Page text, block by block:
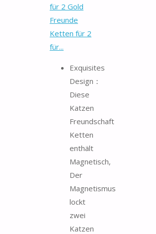
für 2 Gold
Freunde
Ketten für 2
für...
Exquisites
Design：
Diese
Katzen
Freundschaft
Ketten
enthält
Magnetisch,
Der
Magnetismus
lockt
zwei
Katzen